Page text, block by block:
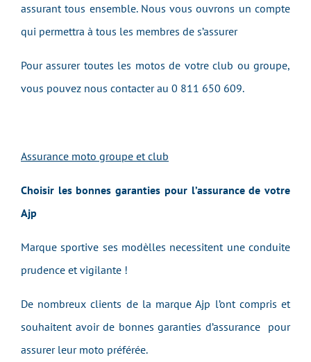
assurant tous ensemble. Nous vous ouvrons un compte
qui permettra à tous les membres de s’assurer
Pour assurer toutes les motos de votre club ou groupe,
vous pouvez nous contacter au 0 811 650 609.
Assurance moto groupe et club
Choisir les bonnes garanties pour l’assurance de votre
Ajp
Marque sportive ses modèlles necessitent une conduite
prudence et vigilante !
De nombreux clients de la marque Ajp l’ont compris et
souhaitent avoir de bonnes garanties d’assurance pour
assurer leur moto préférée.